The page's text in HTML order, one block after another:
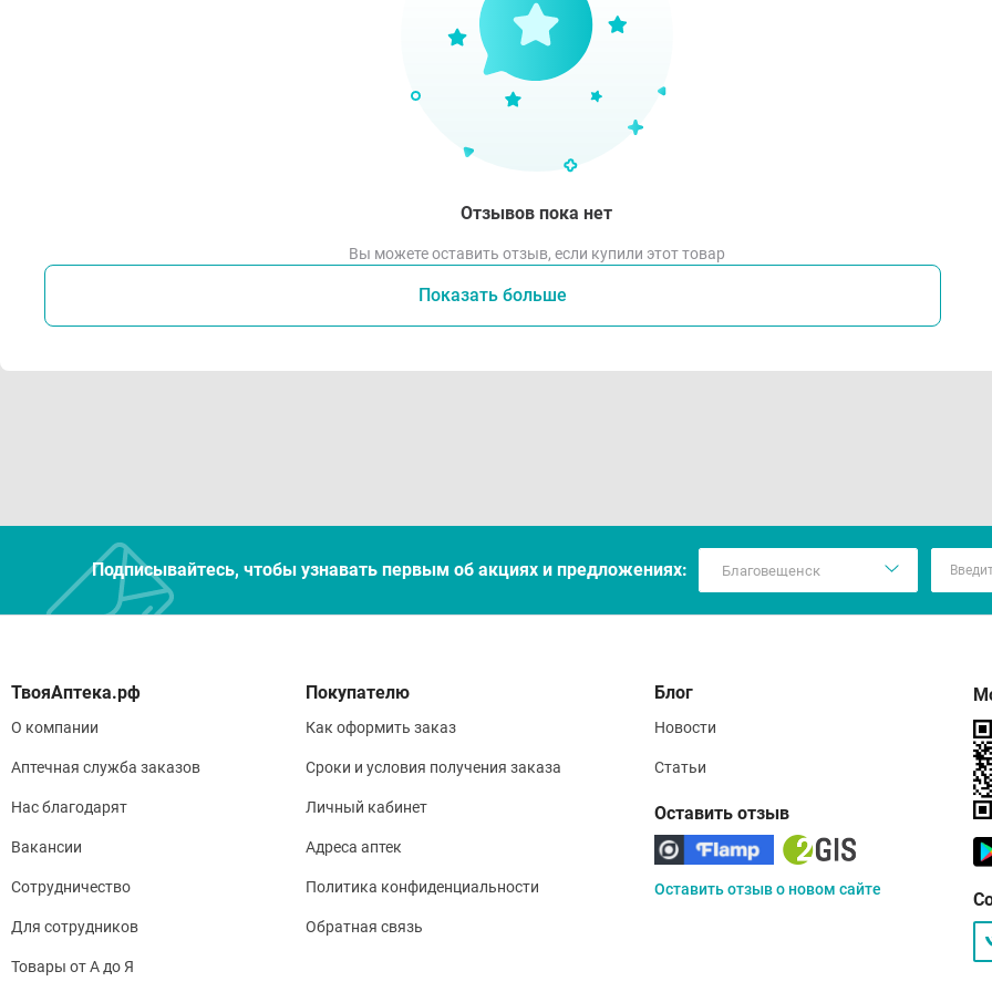
Рекомендации по уходу:
Рекомендована ручная стирка при температуре 40 С,
средства для деликатных тканей
Не тереть и не выжимать изделие
Сушить в расправленном состоянии вдали от
Не гладить, не использовать растворители, отбеливатели и
Хранить изделие в сухом месте при комнатной температуре
Избегать попадания влаги, воздействия высоких
Отзывов пока нет
Вы можете оставить отзыв, если купили этот товар
Показать больше
Подписывайтесь, чтобы узнавать первым об акцияx и предложениях:
О компании
Аптечная служба заказов
Нас благодарят
Вакансии
Сотрудничество
Для сотрудников
Товары от А до Я
Покупателю
Как оформить заказ
Сроки и условия получения заказа
Личный кабинет
Адреса аптек
Политика конфиденциальности
Обратная связь
Блог
Новости
Статьи
Оставить отзыв
Оставить отзыв о новом сайте